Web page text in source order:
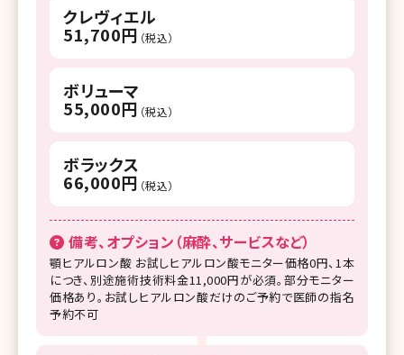
クレヴィエル
51,700円 （税込）
ボリューマ
55,000円 （税込）
ボラックス
66,000円 （税込）
備考、オプション（麻酔、サービスなど）
顎ヒアルロン酸 お試しヒアルロン酸モニター価格0円、1本
につき、別途施術技術料金11,000円が必須。部分モニター
価格あり。お試しヒアルロン酸だけのご予約で医師の指名
予約不可